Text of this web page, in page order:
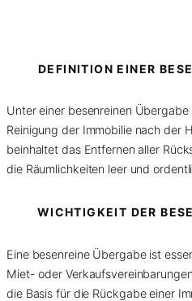
DEFINITION EINER
Unter einer besenreinen
Reinigung der Immobilie nach der
beinhaltet das Entfernen aller
die Räumlichkeiten leer und
WICHTIGKEIT DER
Eine besenreine Übergabe ist
Miet- oder
die Basis für die Rückgabe einer